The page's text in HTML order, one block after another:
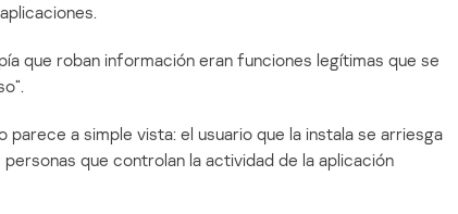
que roban información eran funciones legítimas que se
parece a simple vista: el usuario que la instala se arriesga
que controlan la actividad de la aplicación